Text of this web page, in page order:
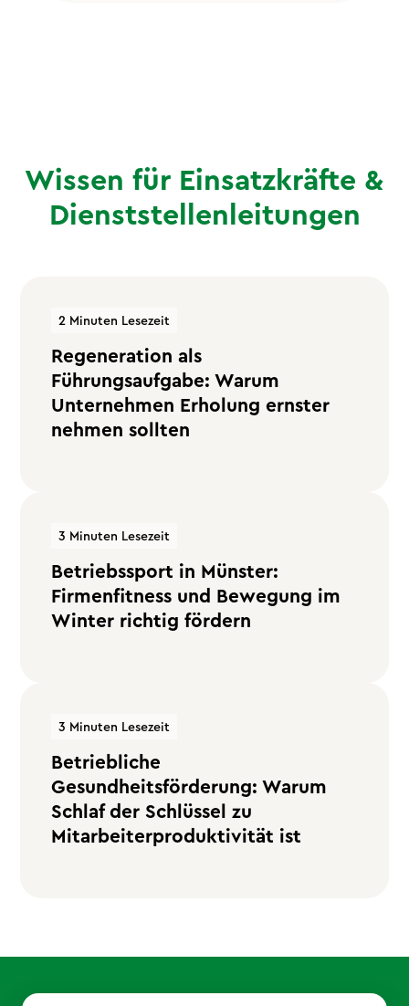
Wissen für Einsatzkräfte &
Dienststellenleitungen
2 Minuten Lesezeit
Regeneration als
Führungsaufgabe: Warum
Unternehmen Erholung ernster
nehmen sollten
3 Minuten Lesezeit
Betriebssport in Münster:
Firmenfitness und Bewegung im
Winter richtig fördern
3 Minuten Lesezeit
Betriebliche
Gesundheitsförderung: Warum
Schlaf der Schlüssel zu
Mitarbeiterproduktivität ist